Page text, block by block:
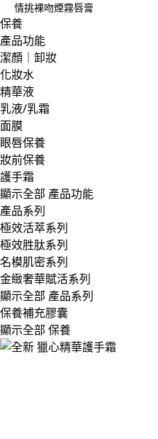
情挑裸吻煙霧唇膏
保養
產品功能
潔顏｜卸妝
化妝水
精華液
乳液/乳霜
面膜
眼唇保養
妝前保養
護手霜
顯示全部 產品功能
產品系列
極效活萃系列
極效胜肽系列
名模肌密系列
金緻奢華賦活系列
顯示全部 產品系列
保養補充膠囊
顯示全部 保養